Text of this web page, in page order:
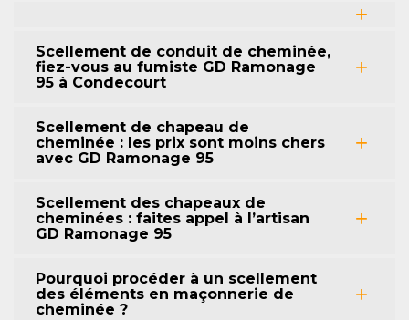
Scellement de conduit de cheminée,
fiez-vous au fumiste GD Ramonage
95 à Condecourt
Scellement de chapeau de
cheminée : les prix sont moins chers
avec GD Ramonage 95
Scellement des chapeaux de
cheminées : faites appel à l’artisan
GD Ramonage 95
Pourquoi procéder à un scellement
des éléments en maçonnerie de
cheminée ?